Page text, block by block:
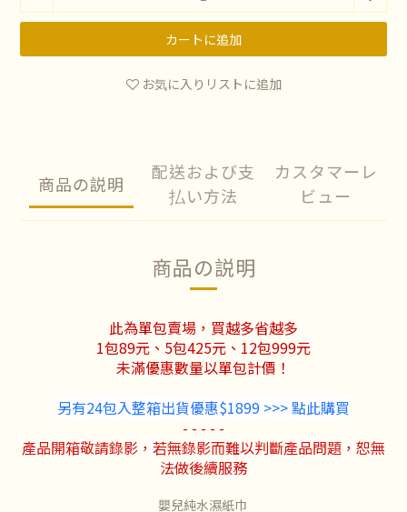
カートに追加
お気に入りリストに追加
商品の説明
配送および支
払い方法
カスタマーレ
ビュー
商品の説明
此為單包賣場，買越多省越多
1包89元、 5包425元、 12包999元
未滿優惠數量以單包計價！
另有24包入整箱出貨優惠$1899 >>> 點此購買
- - - - -
產品開箱敬請錄影，若無錄影而難以判斷產品問題，恕無
法做後續服務
嬰兒純水濕紙巾